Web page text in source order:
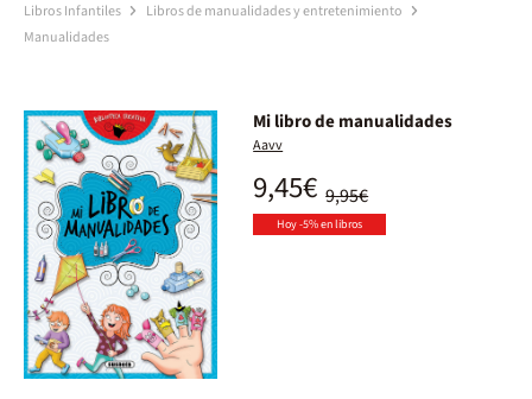
Libros Infantiles
Libros de manualidades y entretenimiento
Manualidades
Mi libro de manualidades
Aavv
9,95€
9,45€
Hoy -5% en libros